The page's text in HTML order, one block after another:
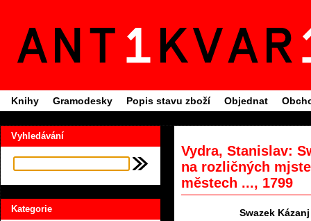
Knihy Gramodesky Popis stavu zboží Objednat
Vyhledávání
Kategorie
Vydra, Stanislav:
na rozličných
městech ..., 1799
Swazek